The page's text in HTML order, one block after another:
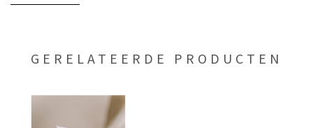
GERELATEERDE PRODUCTEN